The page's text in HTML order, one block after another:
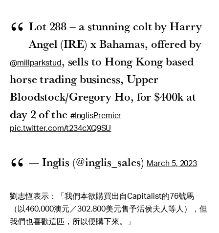
Lot 288 – a stunning colt by Harry
Angel (IRE) x Bahamas, offered by
@millparkstud, sells to Hong Kong based
horse trading business, Upper
Bloodstock/Gregory Ho, for $400k at
day 2 of the #InglisPremier
pic.twitter.com/t234cXQ9SU
— Inglis (@inglis_sales) March 5, 2023
劉志恆表示：「我們本欲購買出自Capitalist的76號馬
（以460,000澳元／302,800美元售予活侯夫人等人），但
我們也喜歡這匹，所以便購下來。」